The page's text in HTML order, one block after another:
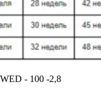
- 100 -2,8